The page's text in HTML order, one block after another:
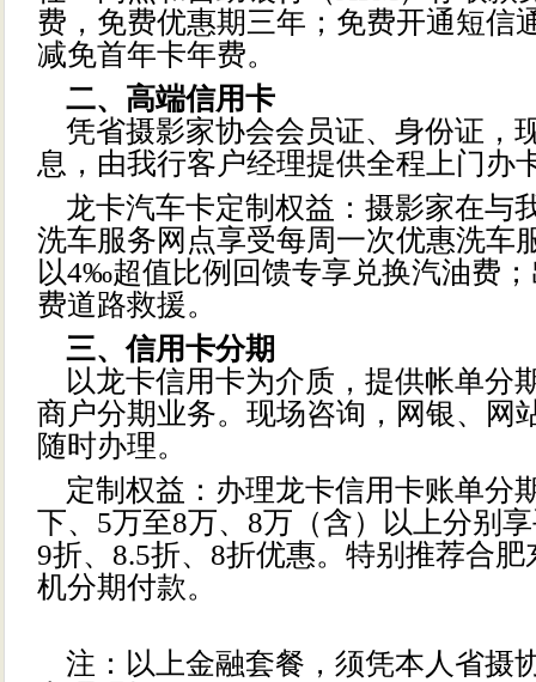
费，免费优惠期三年；免费开通短信
减免首年卡年费。
二、高端信用卡
凭省摄影家协会会员证、身份证，
息，由我行客户经理提供全程上门办
龙卡汽车卡定制权益：摄影家在与
洗车服务网点享受每周一次优惠洗车
以4‰超值比例回馈专享兑换汽油费
费道路救援。
三、信用卡分期
以龙卡信用卡为介质，提供帐单分
商户分期业务。现场咨询，网银、网
随时办理。
定制权益：办理龙卡信用卡账单分
下、5万至8万、8万（含）以上分别
9折、8.5折、8折优惠。特别推荐合
机分期付款。
注：以上金融套餐，须凭本人省摄